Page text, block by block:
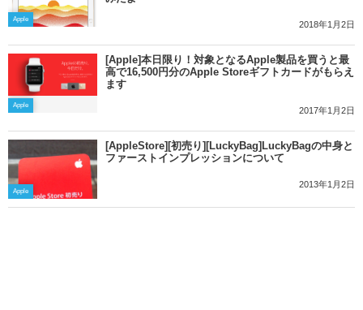
Apple
2018年1月2日
Apple
[Apple]本日限り！対象となるApple製品を買うと最
高で16,500円分のApple Store ギフトカードがもらえ
ます
2017年1月2日
Apple
[AppleStore][初売り][LuckyBag]LuckyBagの中身と
ファーストインプレッションについて
2013年1月2日